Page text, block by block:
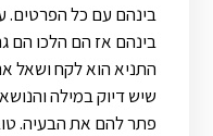
בינהם עם כל הפרטים.
בינהם אז הם הלכו הם
התניא הוא לקח ושאל
שיש דיוק במילה
פתר להם את הבעיה.